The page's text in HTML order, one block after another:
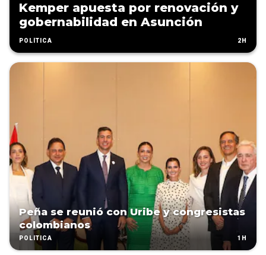
Kemper apuesta por renovación y
gobernabilidad en Asunción
POLÍTICA 2H
Peña se reunió con Uribe y congresistas
colombianos
POLÍTICA 1H